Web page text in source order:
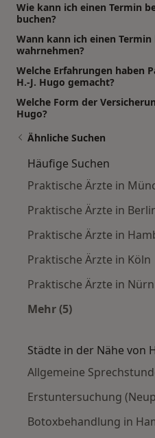
Wie kann ich einen Termin
buchen?
Wann kann ich einen Termin
wahrnehmen?
Welche Erfahrungen haben
H.-J. Hugo gemacht?
Welche Form der
Hugo?
Ähnliche Suchen
Häufige Suchen
Praktische Ärzte in
Praktische Ärzte in
Praktische Ärzte in
Praktische Ärzte in Köln
Praktische Ärzte in
Mehr (5)
Städte in der Nähe von
Allgemeine
Erstuntersuchung
Botoxbehandlung in